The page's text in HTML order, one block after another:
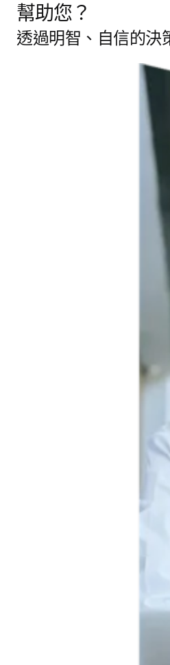
幫助您？
透過明智、自信的決